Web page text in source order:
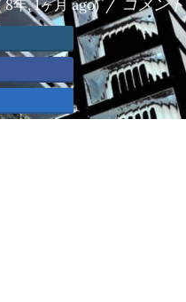
8年, 1ヶ月 ago) /